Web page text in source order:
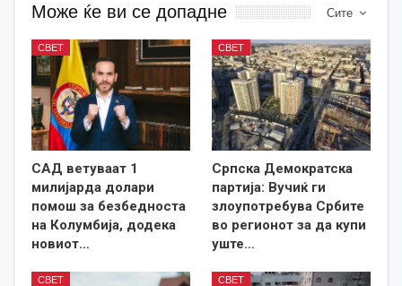
Сите
Може ќе ви се допадне
СВЕТ
САД ветуваат 1
милијарда долари
помош за безбедноста
на Колумбија, додека
новиот…
СВЕТ
Српска Демократска
партија: Вучиќ ги
злоупотребува Србите
во регионот за да купи
уште…
СВЕТ СВЕТ